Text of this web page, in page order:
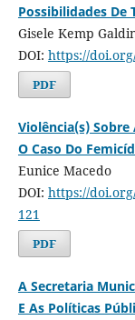
Possibilidades De
Gisele Kemp
DOI: https://
PDF
Violência(s) Sobre
O Caso Do
Eunice Macedo
DOI: https://
121
PDF
A Secretaria
E As Políticas